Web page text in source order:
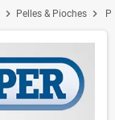
chevron_right Pelles & Pioches chevron_right